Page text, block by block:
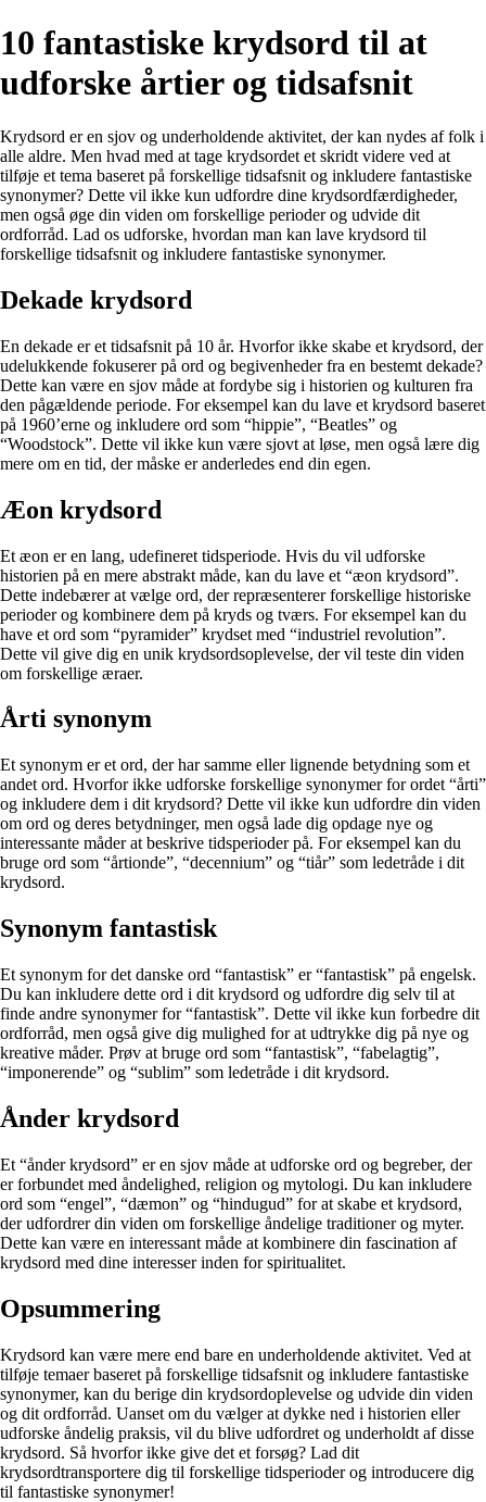
10 fantastiske krydsord til at
udforske årtier og tidsafsnit
Krydsord er en sjov og underholdende aktivitet, der kan nydes af folk i
alle aldre. Men hvad med at tage krydsordet et skridt videre ved at
tilføje et tema baseret på forskellige tidsafsnit og inkludere fantastiske
synonymer? Dette vil ikke kun udfordre dine krydsordfærdigheder,
men også øge din viden om forskellige perioder og udvide dit
ordforråd. Lad os udforske, hvordan man kan lave krydsord til
forskellige tidsafsnit og inkludere fantastiske synonymer.
Dekade krydsord
En dekade er et tidsafsnit på 10 år. Hvorfor ikke skabe et krydsord, der
udelukkende fokuserer på ord og begivenheder fra en bestemt dekade?
Dette kan være en sjov måde at fordybe sig i historien og kulturen fra
den pågældende periode. For eksempel kan du lave et krydsord baseret
på 1960’erne og inkludere ord som “hippie”, “Beatles” og
“Woodstock”. Dette vil ikke kun være sjovt at løse, men også lære dig
mere om en tid, der måske er anderledes end din egen.
Æon krydsord
Et æon er en lang, udefineret tidsperiode. Hvis du vil udforske
historien på en mere abstrakt måde, kan du lave et “æon krydsord”.
Dette indebærer at vælge ord, der repræsenterer forskellige historiske
perioder og kombinere dem på kryds og tværs. For eksempel kan du
have et ord som “pyramider” krydset med “industriel revolution”.
Dette vil give dig en unik krydsordsoplevelse, der vil teste din viden
om forskellige æraer.
Årti synonym
Et synonym er et ord, der har samme eller lignende betydning som et
andet ord. Hvorfor ikke udforske forskellige synonymer for ordet “årti”
og inkludere dem i dit krydsord? Dette vil ikke kun udfordre din viden
om ord og deres betydninger, men også lade dig opdage nye og
interessante måder at beskrive tidsperioder på. For eksempel kan du
bruge ord som “årtionde”, “decennium” og “tiår” som ledetråde i dit
krydsord.
Synonym fantastisk
Et synonym for det danske ord “fantastisk” er “fantastisk” på engelsk.
Du kan inkludere dette ord i dit krydsord og udfordre dig selv til at
finde andre synonymer for “fantastisk”. Dette vil ikke kun forbedre dit
ordforråd, men også give dig mulighed for at udtrykke dig på nye og
kreative måder. Prøv at bruge ord som “fantastisk”, “fabelagtig”,
“imponerende” og “sublim” som ledetråde i dit krydsord.
Ånder krydsord
Et “ånder krydsord” er en sjov måde at udforske ord og begreber, der
er forbundet med åndelighed, religion og mytologi. Du kan inkludere
ord som “engel”, “dæmon” og “hindugud” for at skabe et krydsord,
der udfordrer din viden om forskellige åndelige traditioner og myter.
Dette kan være en interessant måde at kombinere din fascination af
krydsord med dine interesser inden for spiritualitet.
Opsummering
Krydsord kan være mere end bare en underholdende aktivitet. Ved at
tilføje temaer baseret på forskellige tidsafsnit og inkludere fantastiske
synonymer, kan du berige din krydsordoplevelse og udvide din viden
og dit ordforråd. Uanset om du vælger at dykke ned i historien eller
udforske åndelig praksis, vil du blive udfordret og underholdt af disse
krydsord. Så hvorfor ikke give det et forsøg? Lad dit
krydsordtransportere dig til forskellige tidsperioder og introducere dig
til fantastiske synonymer!